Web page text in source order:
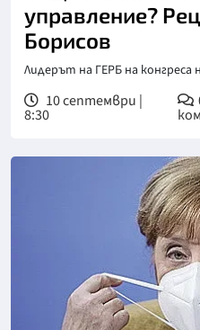
управление?
Борисов
Лидерът на ГЕРБ на конгреса
10 септември |
8:30